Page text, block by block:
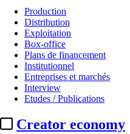
Production
Distribution
Exploitation
Box-office
Plans de financement
Institutionnel
Entreprises et marchés
Interview
Etudes / Publications
Creator economy